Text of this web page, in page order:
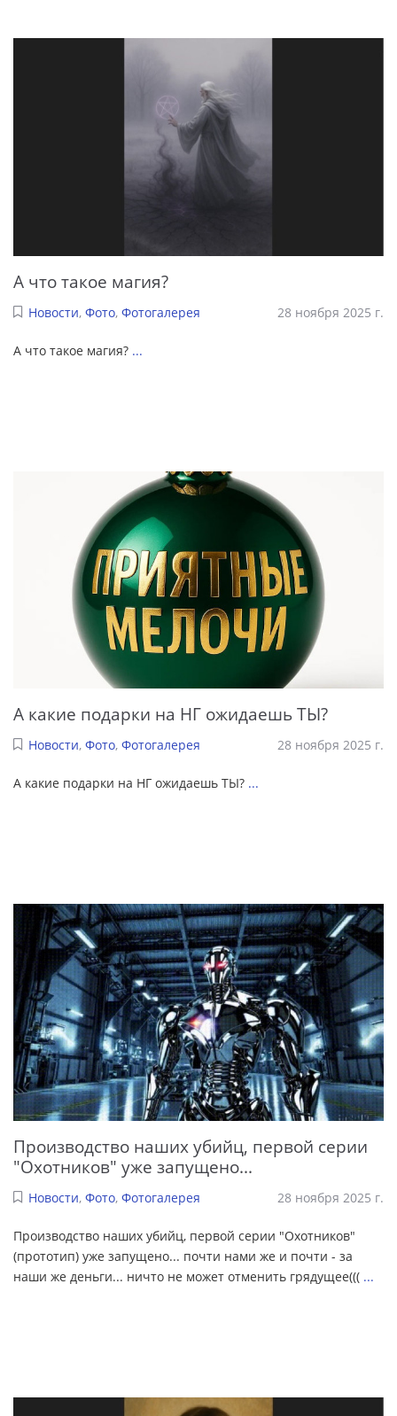
А что такое магия?
Новости, Фото, Фотогалерея 28 ноября 2025 г.
А что такое магия? ...
А какие подарки на НГ ожидаешь ТЫ?
Новости, Фото, Фотогалерея 28 ноября 2025 г.
А какие подарки на НГ ожидаешь ТЫ? ...
Производство наших убийц, первой серии
"Охотников" уже запущено...
Новости, Фото, Фотогалерея 28 ноября 2025 г.
Производство наших убийц, первой серии "Охотников"
(прототип) уже запущено... почти нами же и почти - за
наши же деньги... ничто не может отменить грядущее((( ...